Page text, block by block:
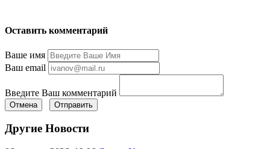
Оставить комментарий
Ваше имя
Ваш email
Введите Ваш комментарий
Отмена Отправить
Другие Новости